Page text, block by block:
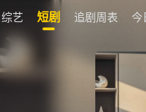
综艺 短剧 追剧周表 今
我的观影